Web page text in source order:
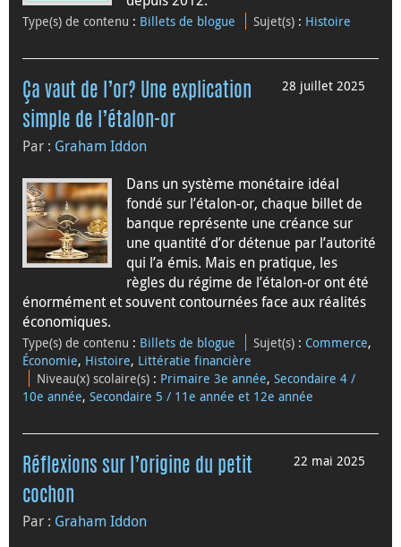
Type(s) de contenu : Billets de blogue Sujet(s) : Histoire
28 juillet 2025
Ça vaut de l’or? Une explication
simple de l’étalon-or
Par : Graham Iddon
Dans un système monétaire idéal
fondé sur l’étalon-or, chaque billet de
banque représente une créance sur
une quantité d’or détenue par l’autorité
qui l’a émis. Mais en pratique, les
règles du régime de l’étalon-or ont été
énormément et souvent contournées face aux réalités
économiques.
Type(s) de contenu : Billets de blogue Sujet(s) : Commerce,
Économie, Histoire, Littératie financière
Niveau(x) scolaire(s) : Primaire 3e année,Secondaire 4 /
10e année, Secondaire 5 / 11e année et 12e année
22 mai 2025
Réflexions sur l’origine du petit
cochon
Par : Graham Iddon